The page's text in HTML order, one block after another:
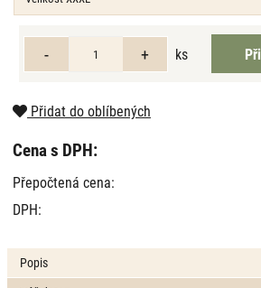
ks
Přidat do oblíbených
Cena s DPH:
Přepočtená cena:
DPH:
Popis